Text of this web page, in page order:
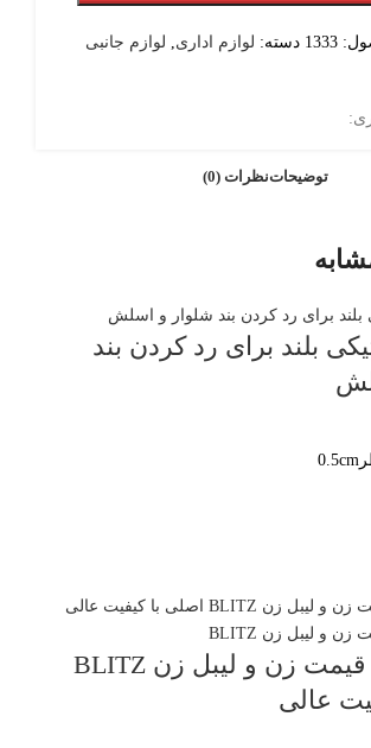
1333 دسته: لوازم اداری, لوازم جانبی
توضیحاتنظرات (0)
بلند برای رد کردن بند
نمد دستگاه قیمت زن و لیبل زن BLITZ
عالی